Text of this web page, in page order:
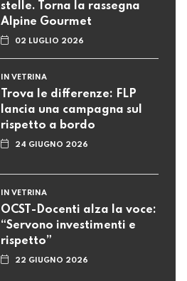
stelle. Torna la rassegna
Alpine Gourmet
02 LUGLIO 2026
IN VETRINA
Trova le differenze: FLP
lancia una campagna sul
rispetto a bordo
24 GIUGNO 2026
IN VETRINA
OCST-Docenti alza la voce:
“Servono investimenti e
rispetto”
22 GIUGNO 2026